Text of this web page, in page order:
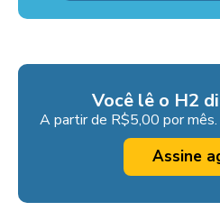
Você lê o H2
A partir de R$5,00 por mês.
Assine